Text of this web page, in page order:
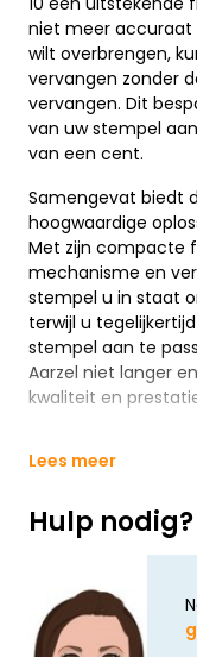
niet meer accuraat
wilt overbrengen,
vervangen zonder
vervangen. Dit
van uw stempel
van een cent.
Samengevat biedt
hoogwaardige
Met zijn compacte
mechanisme en
stempel u in staat
terwijl u
stempel aan te
Aarzel niet langer
kwaliteit en
Lees meer
Hulp nodig?